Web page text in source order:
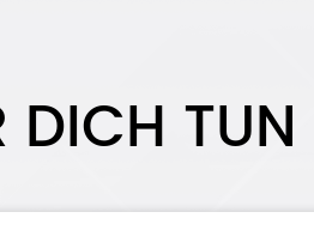
DICH TUN